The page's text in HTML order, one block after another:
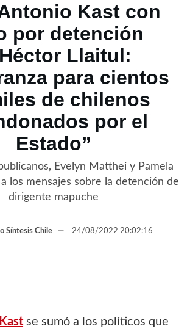
Kast con
por detención
Llaitul:
para cientos
de chilenos
por el
Estado”
Evelyn Matthei y Pamela
los mensajes sobre la detención de
dirigente mapuche
Síntesis Chile 24/08/2022 20:02:16
se sumó a los políticos que